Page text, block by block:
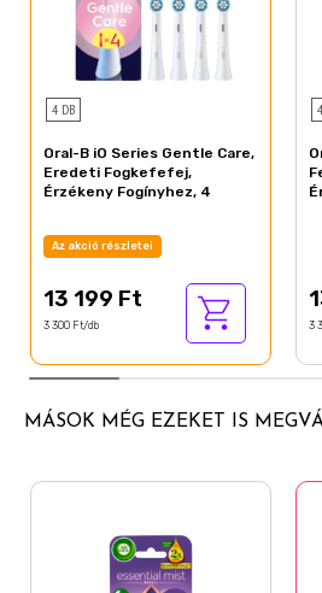
ajánlásával rendelkezik
4 DB
Oral-B iO Series Gentle Care,
Eredeti Fogkefefej,
Érzékeny Fogínyhez, 4
Az akció részletei
13 199 Ft
3 300 Ft/db 3
MÁSOK MÉG EZEKET IS